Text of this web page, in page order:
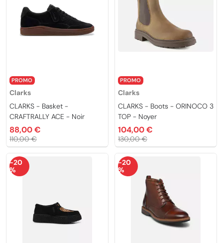
PROMO
Clarks
CLARKS - Basket -
CRAFTRALLY ACE - Noir
88,00 €
110,00 €
PROMO
Clarks
CLARKS - Boots - ORINOCO 3
TOP - Noyer
104,00 €
130,00 €
-20
%
-20
%